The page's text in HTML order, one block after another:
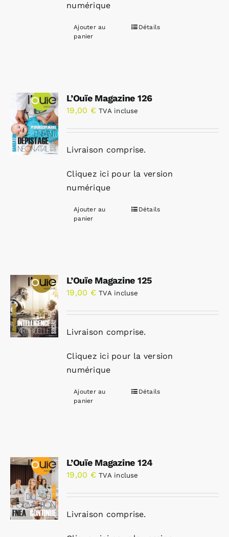
numérique
Ajouter au
panier
Détails
L’Ouïe Magazine 126
19,00 € TVA incluse
Livraison comprise.
Cliquez ici pour la version
numérique
Ajouter au
panier
Détails
L’Ouïe Magazine 125
19,00 € TVA incluse
Livraison comprise.
Cliquez ici pour la version
numérique
Ajouter au
panier
Détails
L’Ouïe Magazine 124
19,00 € TVA incluse
Livraison comprise.